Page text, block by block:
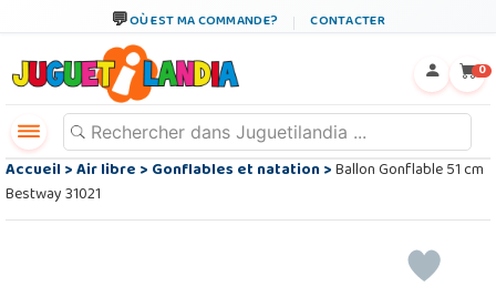
OÙ EST MA COMMANDE? CONTACTER
0
Accueil>Air libre>Gonflables et natation>Ballon Gonflable 51 cm
Bestway 31021